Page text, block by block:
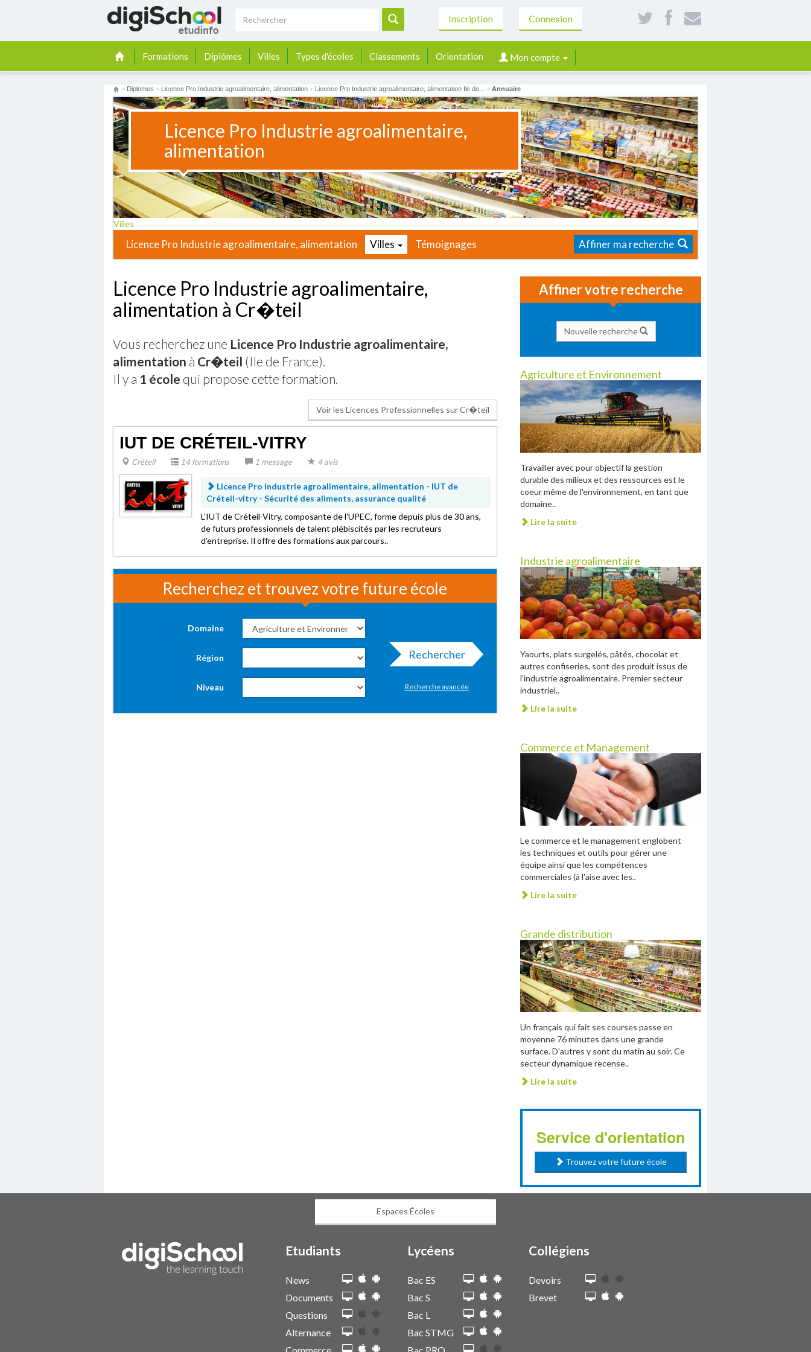
Inscription Connexion
Formations Diplômes Villes Types d'écoles Classements Orientation Mon compte
> Diplomes > Licence Pro Industrie agroalimentaire, alimentation > Licence Pro Industrie agroalimentaire, alimentation Ile de... > Annuaire
Licence Pro Industrie agroalimentaire,
alimentation
Villes
Licence Pro Industrie agroalimentaire, alimentation Villes Témoignages Affiner ma recherche
Licence Pro Industrie agroalimentaire,
alimentation à Cr�teil
Vous recherchez une Licence Pro Industrie agroalimentaire,
alimentation à Cr�teil (Ile de France).
Il y a 1 école qui propose cette formation.
Voir les Licences Professionnelles sur Cr�teil
IUT DE CRÉTEIL-VITRY
Créteil 14 formations 1 message 4 avis
Licence Pro Industrie agroalimentaire, alimentation - IUT de
Créteil-vitry - Sécurité des aliments, assurance qualité
L'IUT de Créteil-Vitry, composante de l'UPEC, forme depuis plus de 30 ans,
de futurs professionnels de talent plébiscités par les recruteurs
d'entreprise. Il offre des formations aux parcours..
Recherchez et trouvez votre future école
Domaine
Région
Niveau
Rechercher
Recherche avancée
Affiner votre recherche
Nouvelle recherche
Agriculture et Environnement
Travailler avec pour objectif la gestion
durable des milieux et des ressources est le
coeur même de l'environnement, en tant que
domaine..
Lire la suite
Industrie agroalimentaire
Yaourts, plats surgelés, pâtés, chocolat et
autres confiseries, sont des produit issus de
l'industrie agroalimentaire. Premier secteur
industriel..
Lire la suite
Commerce et Management
Le commerce et le management englobent
les techniques et outils pour gérer une
équipe ainsi que les compétences
commerciales (à l'aise avec les..
Lire la suite
Grande distribution
Un français qui fait ses courses passe en
moyenne 76 minutes dans une grande
surface. D'autres y sont du matin au soir. Ce
secteur dynamique recense..
Lire la suite
Service d'orientation
Trouvez votre future école
Espaces Écoles
Etudiants
News
Documents
Questions
Alternance
Lycéens
Bac ES
Bac S
Bac L
Bac STMG
Collégiens
Devoirs
Brevet